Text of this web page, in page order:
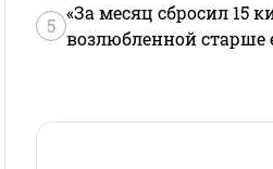
5
«За месяц сбросил 15
возлюбленной старше